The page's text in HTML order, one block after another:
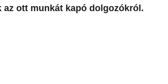
ott munkát kapó dolgozókról.